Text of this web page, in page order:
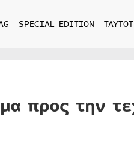
SPECIAL EDITION
προς την